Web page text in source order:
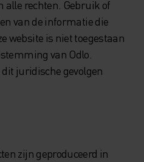
alle rechten. Gebruik of
van de informatie die
website is niet toegestaan
van Odlo.
juridische gevolgen
zijn geproduceerd in